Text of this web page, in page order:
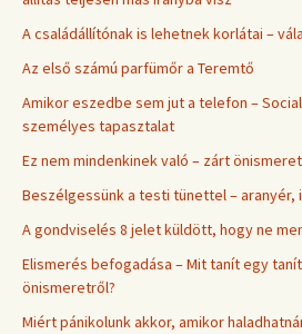
A családállítónak is lehetnek korlátai –
Az első számú parfümőr a Teremtő
Amikor eszedbe sem jut a telefon –
személyes tapasztalat
Ez nem mindenkinek való – zárt
Beszélgessünk a testi tünettel – aranyér,
A gondviselés 8 jelet küldött, hogy ne
Elismerés befogadása – Mit tanít egy
önismeretről?
Miért pánikolunk akkor, amikor